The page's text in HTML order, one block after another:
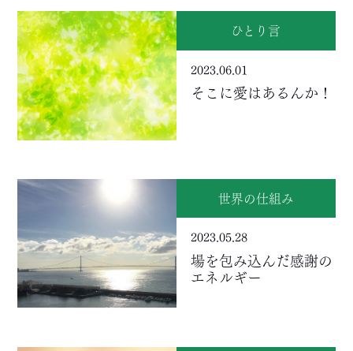
ひとり言
2023.06.01
そこに愛はあるんか！
世界の仕組み
2023.05.28
場を包み込んだ感謝の
エネルギー